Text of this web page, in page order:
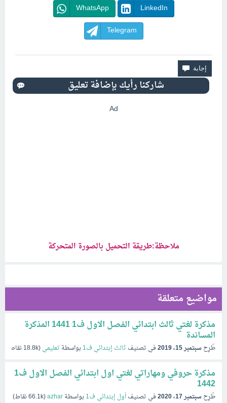
LinkedIn
WhatsApp
Telegram
Ad
ملاحظة:طريقة التحميل بالصورة المتحركة
مواضيع متعلقة
مذكرة لغتي ثالث ابتدائي الفصل الاول ف1 1441 المذكرة
المساندة
طُرِح سبتمبر 15، 2019 في تصنيف ثالث إبتدائي ف1 بواسطة تعليمي(
18.8kنقاط)
مذكرة حروفي ومهاراتي لغتي اول ابتدائي الفصل الاول ف1
1442
طُرِح سبتمبر 17، 2020 في تصنيفأول إبتدائي ف1 بواسطةazhar
(
66.1kنقاط)